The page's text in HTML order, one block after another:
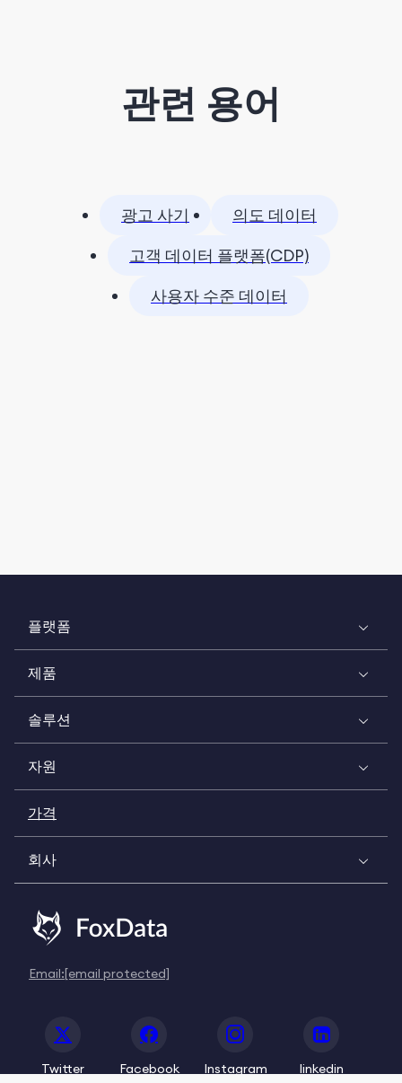
관련 용어
광고 사기
의도 데이터
고객 데이터 플랫폼(CDP)
사용자 수준 데이터
플랫폼
제품
솔루션
자원
가격
회사
Email:[email protected]
Twitter Facebook Instagram linkedin